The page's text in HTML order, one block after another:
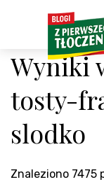
Wyniki
tosty-
slodko
Znaleziono 7475